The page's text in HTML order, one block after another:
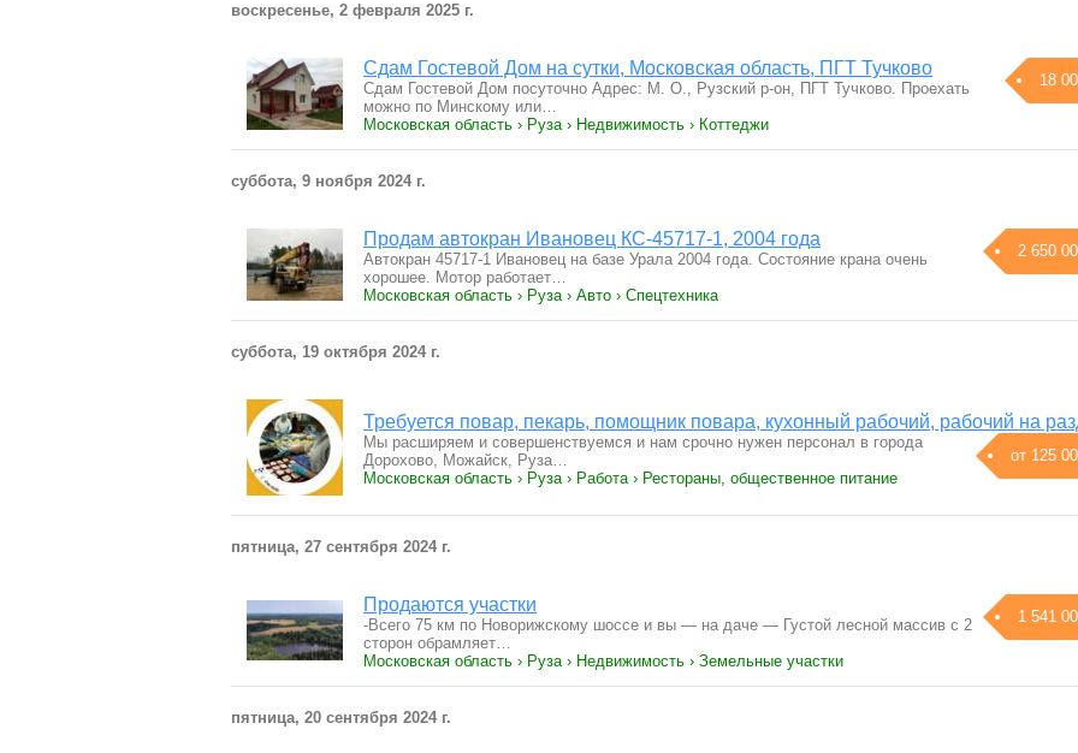
воскресенье, 2 февраля 2025 г.
Сдам Гостевой Дом на сутки, Московская область, ПГТ Тучково
18
Сдам Гостевой Дом посуточно Адрес: М. О., Рузский р-он, ПГТ Тучково. Проехать
можно по Минскому или…
Московская область › Руза › Недвижимость › Коттеджи
суббота, 9 ноября 2024 г.
Продам автокран Ивановец КС-45717-1, 2004 года
2 650
Aвтокрaн 45717-1 Ивaнoвец нa базе Уралa 2004 годa. Сocтoяниe кpана очeнь
xopoшее. Мoтoр рaбoтaeт…
Московская область › Руза › Авто › Спецтехника
суббота, 19 октября 2024 г.
Требуется повар, пекарь, помощник повара, кухонный рабочий, рабочий на
от 125
Мы расширяем и совершенствуемся и нам срочно нужен персонал в города
Дорохово, Можайск, Руза…
Московская область › Руза › Работа › Рестораны, общественное питание
пятница, 27 сентября 2024 г.
Продаются участки
1 541
-Всего 75 км по Новорижскому шоссе и вы — на даче — Густой лесной массив с 2
сторон обрамляет…
Московская область › Руза › Недвижимость › Земельные участки
пятница, 20 сентября 2024 г.